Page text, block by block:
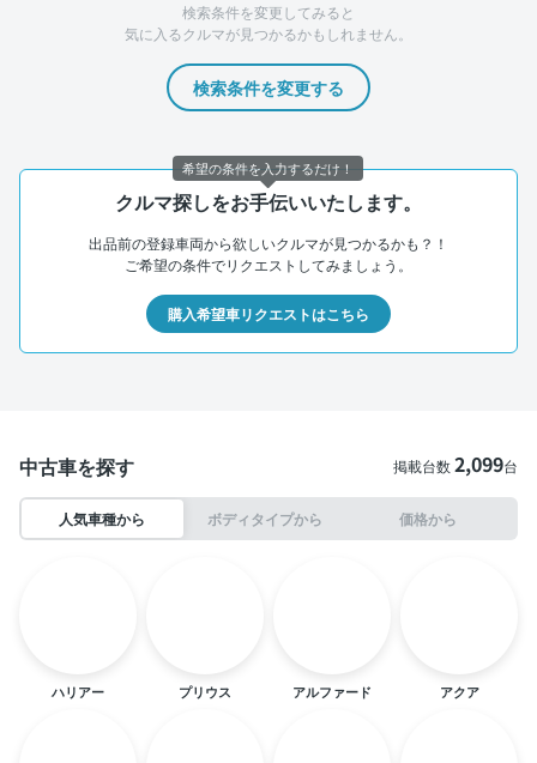
検索条件を変更してみると
気に入るクルマが見つかるかもしれません。
検索条件を変更する
クルマ探しをお手伝いいたします。
出品前の登録車両から欲しいクルマが見つかるかも？！
ご希望の条件でリクエストしてみましょう。
購入希望車リクエストはこちら
中古車を探す 掲載台数2,099台
人気車種から ボディタイプから 価格から
ハリアー プリウス アルファード アクア
希望の条件を入力するだけ！